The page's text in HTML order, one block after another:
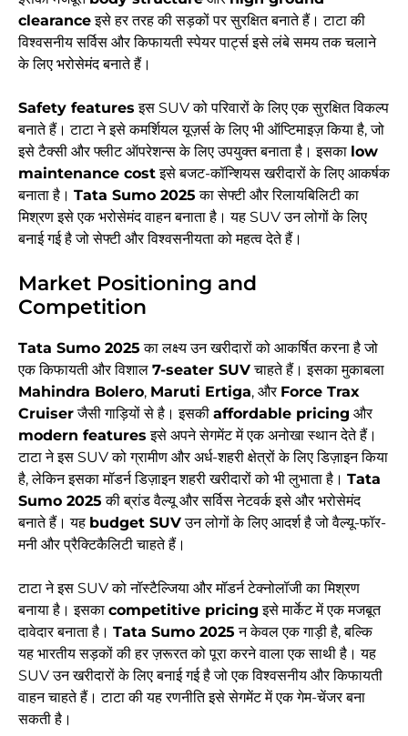
clearanceइसे हर तरह की सड़कों पर सुरक्षित बनाते हैं। टाटा की
विश्वसनीय सर्विस और किफायती स्पेयर पार्ट्स इसे लंबे समय तक चलाने
के लिए भरोसेमंद बनाते हैं।
Safety features इस SUV को परिवारों के लिए एक सुरक्षित विकल्प
बनाते हैं। टाटा ने इसे कमर्शियल यूज़र्स के लिए भी ऑप्टिमाइज़ किया है, जो
इसे टैक्सी और फ्लीट ऑपरेशन्स के लिए उपयुक्त बनाता है। इसका low
maintenance costइसे बजट-कॉन्शियस खरीदारों के लिए आकर्षक
बनाता है। Tata Sumo 2025 का सेफ्टी और रिलायबिलिटी का
मिश्रण इसे एक भरोसेमंद वाहन बनाता है। यह SUV उन लोगों के लिए
बनाई गई है जो सेफ्टी और विश्वसनीयता को महत्व देते हैं।
Market Positioning and
Competition
Tata Sumo 2025 का लक्ष्य उन खरीदारों को आकर्षित करना है जो
एक किफायती और विशाल 7-seater SUVचाहते हैं। इसका मुकाबला
Mahindra Bolero, Maruti Ertiga, और Force Trax
Cruiserजैसी गाड़ियों से है। इसकी affordable pricing और
modern features इसे अपने सेगमेंट में एक अनोखा स्थान देते हैं।
टाटा ने इस SUV को ग्रामीण और अर्ध-शहरी क्षेत्रों के लिए डिज़ाइन किया
है, लेकिन इसका मॉडर्न डिज़ाइन शहरी खरीदारों को भी लुभाता है। Tata
Sumo 2025 की ब्रांड वैल्यू और सर्विस नेटवर्क इसे और भरोसेमंद
बनाते हैं। यह budget SUVउन लोगों के लिए आदर्श है जो वैल्यू-फॉर-
मनी और प्रैक्टिकैलिटी चाहते हैं।
टाटा ने इस SUV को नॉस्टैल्जिया और मॉडर्न टेक्नोलॉजी का मिश्रण
बनाया है। इसका competitive pricing इसे मार्केट में एक मजबूत
दावेदार बनाता है। Tata Sumo 2025 न केवल एक गाड़ी है, बल्कि
यह भारतीय सड़कों की हर ज़रूरत को पूरा करने वाला एक साथी है। यह
SUV उन खरीदारों के लिए बनाई गई है जो एक विश्वसनीय और किफायती
वाहन चाहते हैं। टाटा की यह रणनीति इसे सेगमेंट में एक गेम-चेंजर बना
सकती है।